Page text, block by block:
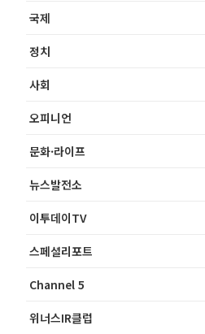
국제
정치
사회
오피니언
문화·라이프
뉴스발전소
이투데이TV
스페셜리포트
Channel 5
위너스IR클럽